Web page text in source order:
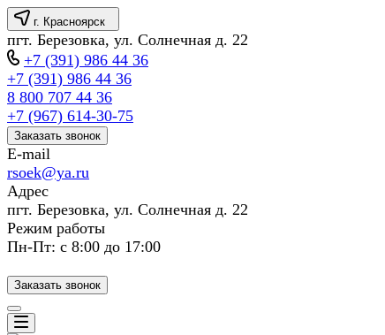
г. Красноярск
пгт. Березовка, ул. Солнечная д. 22
+7 (391) 986 44 36
+7 (391) 986 44 36
8 800 707 44 36
+7 (967) 614-30-75
Заказать звонок
E-mail
rsoek@ya.ru
Адрес
пгт. Березовка, ул. Солнечная д. 22
Режим работы
Пн-Пт: с 8:00 до 17:00
Заказать звонок